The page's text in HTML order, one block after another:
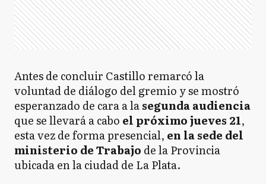
Antes de concluir Castillo remarcó la
voluntad de diálogo del gremio y se mostró
esperanzado de cara a lasegunda audiencia
que se llevará a cabo el próximo jueves 21,
esta vez de forma presencial, en la sede del
ministerio de Trabajo de la Provincia
ubicada en la ciudad de La Plata.